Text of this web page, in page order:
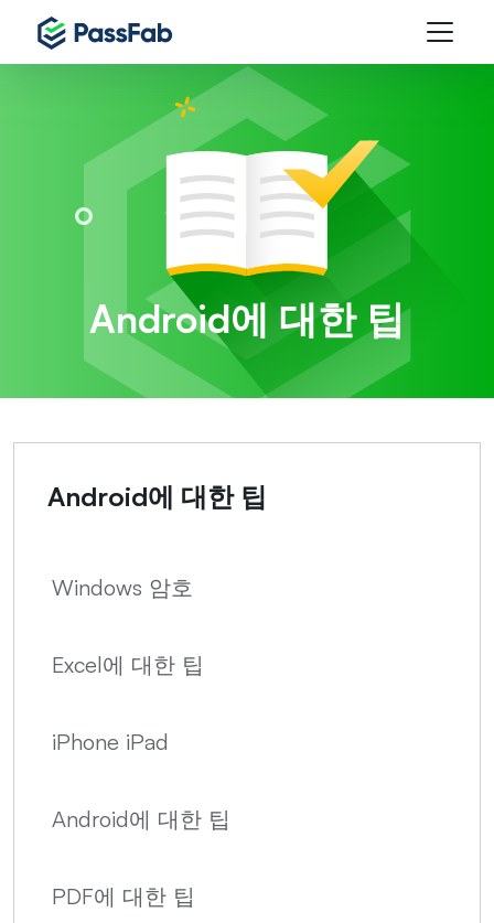
Android에 대한 팁
Android에 대한 팁
Windows 암호
Excel에 대한 팁
iPhone iPad
Android에 대한 팁
PDF에 대한 팁